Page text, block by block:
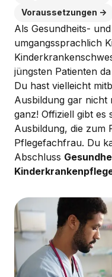
Voraussetzungen
Als Gesundheits-
umgangssprachlich
jüngsten Patienten
Du hast vielleicht
Ausbildung gar nicht
ganz! Offiziell gibt es
Ausbildung, die zum
Pflegefachfrau. Du
Abschluss